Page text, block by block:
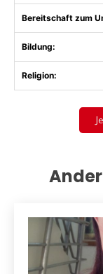
Bereitschaft zum
Bildung:
Religion: